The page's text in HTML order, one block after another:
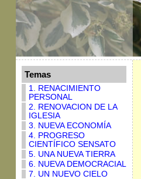
Temas
1. RENACIMIENTO
PERSONAL
2. RENOVACION DE LA
IGLESIA
3. NUEVA ECONOMÍA
4. PROGRESO
CIENTÍFICO SENSATO
5. UNA NUEVA TIERRA
6. NUEVA DEMOCRACIAL
7. UN NUEVO CIELO